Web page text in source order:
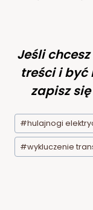
Jeśli
treści i być
zapisz
Tagi
wpisu:
#hulajnogi
#wykluczenie